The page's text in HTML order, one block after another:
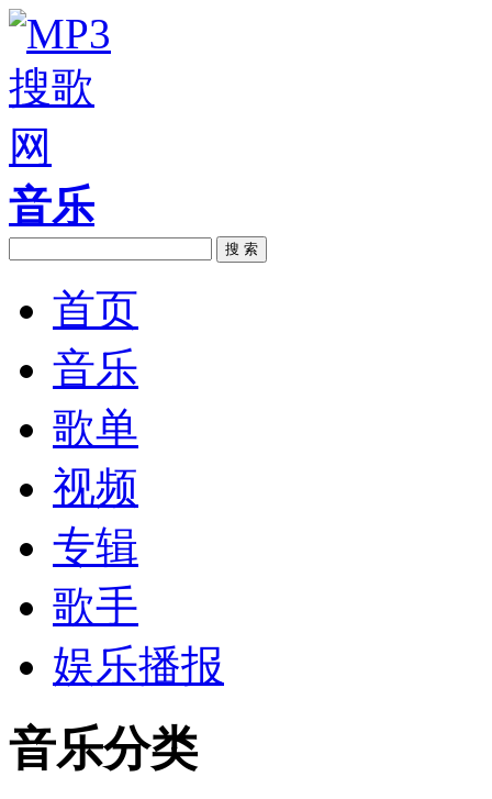
音乐
搜 索
首页
音乐
歌单
视频
专辑
歌手
娱乐播报
音乐分类